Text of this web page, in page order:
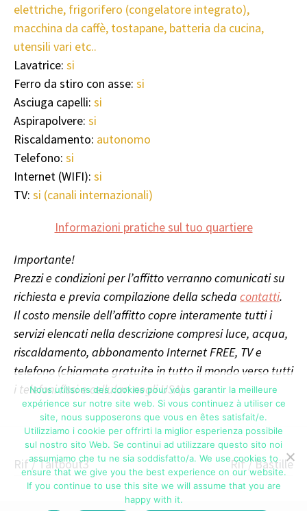
elettriche, frigorifero (congelatore integrato),
macchina da caffè, tostapane, batteria da cucina,
utensili vari etc..
Lavatrice: si
Ferro da stiro con asse: si
Asciuga capelli: si
Aspirapolvere: si
Riscaldamento: autonomo
Telefono: si
Internet (WIFI): si
TV: si (canali internazionali)
Informazioni pratiche sul tuo quartiere
Importante!
Prezzi e condizioni per l’affitto verranno comunicati su
richiesta e previa compilazione della scheda contatti.
Il costo mensile dell’affitto copre interamente tutti i
servizi elencati nella descrizione compresi luce, acqua,
riscaldamento, abbonamento Internet FREE, TV e
telefono (chiamate gratuite in tutto il mondo verso tutti
i telefoni fissi e cellulari negli USA).
Navigazione
articolo
Rif / Taitbout3 Rif / Bastille
Nous utilisons des cookies pour vous garantir la meilleure
expérience sur notre site web. Si vous continuez à utiliser ce
site, nous supposerons que vous en êtes satisfait/e.
Utilizziamo i cookie per offrirti la miglior esperienza possibile
sul nostro sito Web. Se continui ad utilizzare questo sito noi
assumiamo che tu ne sia soddisfatto/a. We use cookies to
ensure that we give you the best experience on our website.
If you continue to use this site we will assume that you are
happy with it.